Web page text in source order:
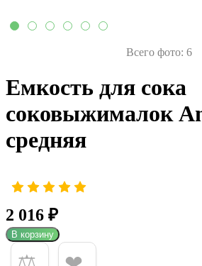
Всего фото: 6
Емкость для сока
соковыжималок
средняя
2 016 ₽
В корзину